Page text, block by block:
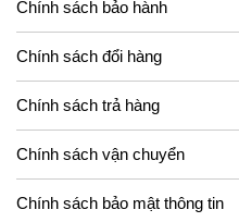
Chính sách bảo hành
Chính sách đổi hàng
Chính sách trả hàng
Chính sách vận chuyển
Chính sách bảo mật thông tin